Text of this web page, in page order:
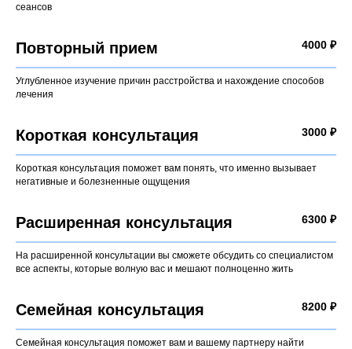
сеансов
Повторный прием 4000 ₽
Углубленное изучение причин расстройства и нахождение способов
лечения
Короткая консультация 3000 ₽
Короткая консультация поможет вам понять, что именно вызывает
негативные и болезненные ощущения
Расширенная консультация 6300 ₽
На расширенной консультации вы сможете обсудить со специалистом
все аспекты, которые волную вас и мешают полноценно жить
Семейная консультация 8200 ₽
Семейная консультация поможет вам и вашему партнеру найти